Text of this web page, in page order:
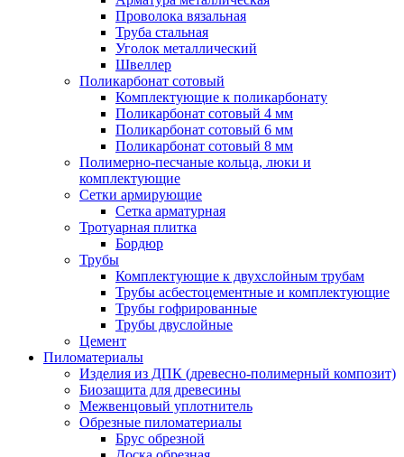
Проволока вязальная
Труба стальная
Уголок металлический
Швеллер
Поликарбонат сотовый
Комплектующие к поликарбонату
Поликарбонат сотовый 4 мм
Поликарбонат сотовый 6 мм
Поликарбонат сотовый 8 мм
Полимерно-песчаные кольца, люки и
комплектующие
Сетки армирующие
Сетка арматурная
Тротуарная плитка
Бордюр
Трубы
Комплектующие к двухслойным трубам
Трубы асбестоцементные и комплектующие
Трубы гофрированные
Трубы двуслойные
Цемент
Пиломатериалы
Изделия из ДПК (древесно-полимерный композит)
Биозащита для древесины
Межвенцовый уплотнитель
Обрезные пиломатериалы
Брус обрезной